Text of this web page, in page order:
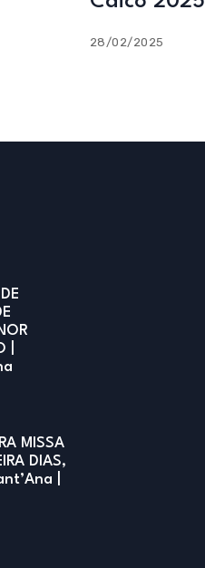
28/02/2025
|
MISSA
DIAS,
|